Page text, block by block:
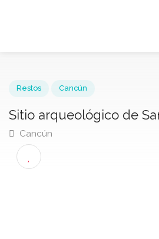
Sitio arqueológico de
Cancún